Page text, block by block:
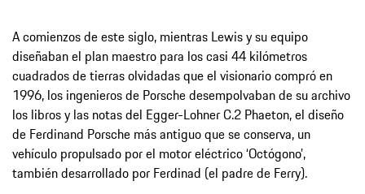
A comienzos de este siglo, mientras Lewis y su equipo
diseñaban el plan maestro para los casi 44 kilómetros
cuadrados de tierras olvidadas que el visionario compró en
1996, los ingenieros de Porsche desempolvaban de su archivo
los libros y las notas del Egger-Lohner C.2 Phaeton, el diseño
de Ferdinand Porsche más antiguo que se conserva, un
vehículo propulsado por el motor eléctrico ‘Octógono’,
también desarrollado por Ferdinad (el padre de Ferry).